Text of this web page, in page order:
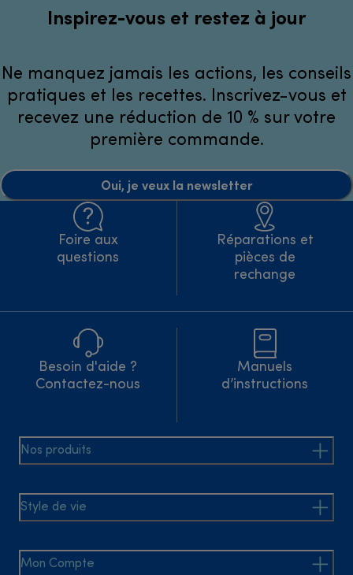
Inspirez-vous et restez à jour
Ne manquez jamais les actions, les conseils
pratiques et les recettes. Inscrivez-vous et
recevez une réduction de 10 % sur votre
première commande.
Oui, je veux la newsletter
Foire aux
questions
Réparations et
pièces de
rechange
Besoin d'aide ?
Contactez-nous
Manuels
d’instructions
Nos produits
Style de vie
Mon Compte